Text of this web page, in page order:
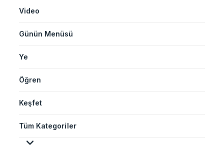
Video
Günün Menüsü
Ye
Öğren
Keşfet
Tüm Kategoriler